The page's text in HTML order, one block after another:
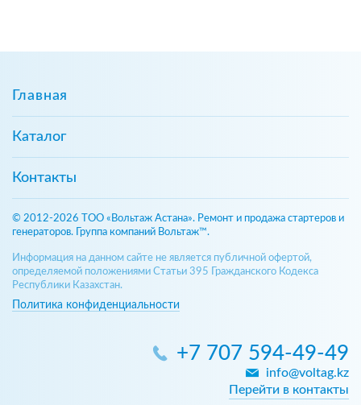
Главная
Каталог
Контакты
© 2012-2026 ТОО «Вольтаж Астана». Ремонт и продажа стартеров и
генераторов. Группа компаний Вольтаж™.
Информация на данном сайте не является публичной офертой,
определяемой положениями Статьи 395 Гражданского Кодекса
Республики Казахстан.
Политика конфиденциальности
+7 707 594-49-49
info@voltag.kz
Перейти в контакты